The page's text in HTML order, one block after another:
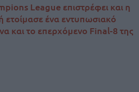
League επιστρέφει και η
ετοίμασε ένα εντυπωσιακό
και το επερχόμενο Final-8 της